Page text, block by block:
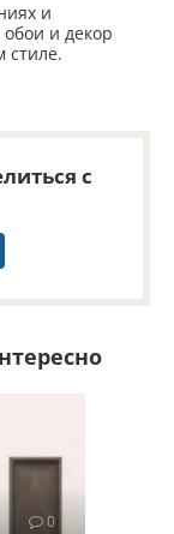
и
и декор
стиле.
с
0